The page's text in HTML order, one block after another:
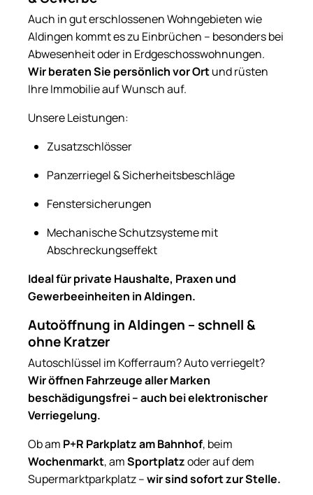
Auch in gut erschlossenen Wohngebieten wie
Aldingen kommt es zu Einbrüchen – besonders bei
Abwesenheit oder in Erdgeschosswohnungen.
Wir beraten Sie persönlich vor Ortund rüsten
Ihre Immobilie auf Wunsch auf.
Unsere Leistungen:
Zusatzschlösser
Panzerriegel & Sicherheitsbeschläge
Fenstersicherungen
Mechanische Schutzsysteme mit
Abschreckungseffekt
Ideal für private Haushalte, Praxen und
Gewerbeeinheiten in Aldingen.
Autoöffnung in Aldingen – schnell &
ohne Kratzer
Autoschlüssel im Kofferraum? Auto verriegelt?
Wir öffnen Fahrzeuge aller Marken
beschädigungsfrei – auch bei elektronischer
Verriegelung.
Ob am P+R Parkplatz am Bahnhof, beim
Wochenmarkt, amSportplatzoder auf dem
Supermarktparkplatz –wir sind sofort zur Stelle.